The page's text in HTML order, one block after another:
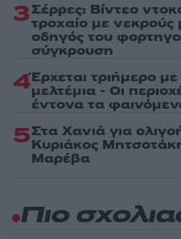
3Σέρρες: Βίντεο
τροχαίο με νεκρούς
οδηγός του
σύγκρουση
4Έρχεται τριήμερο
μελτέμια - Οι
έντονα τα
5Στα Χανιά για
Κυριάκος
Μαρέβα
Πιο